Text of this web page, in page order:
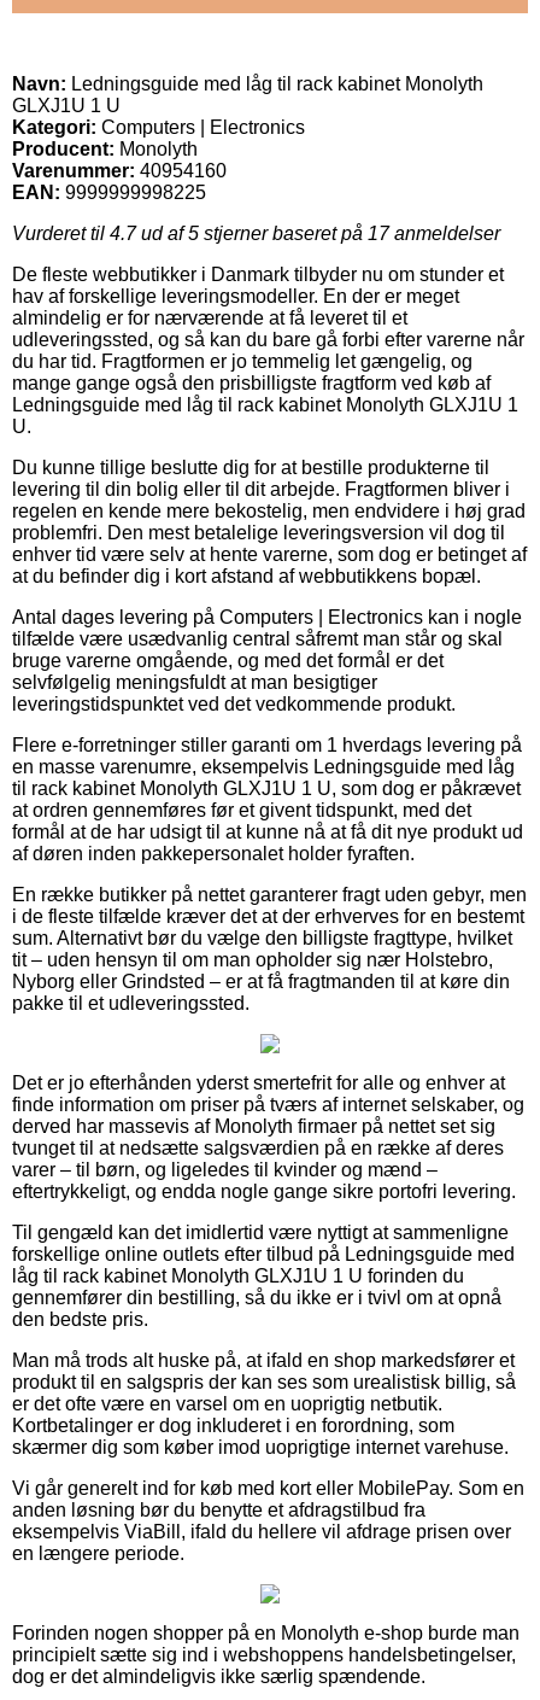
Navn: Ledningsguide med låg til rack kabinet Monolyth
GLXJ1U 1 U
Kategori: Computers | Electronics
Producent: Monolyth
Varenummer: 40954160
EAN: 9999999998225
Vurderet til 4.7ud af 5 stjerner baseret på 17anmeldelser
De fleste webbutikker i Danmark tilbyder nu om stunder et
hav af forskellige leveringsmodeller. En der er meget
almindelig er for nærværende at få leveret til et
udleveringssted, og så kan du bare gå forbi efter varerne når
du har tid. Fragtformen er jo temmelig let gængelig, og
mange gange også den prisbilligste fragtform ved køb af
Ledningsguide med låg til rack kabinet Monolyth GLXJ1U 1
U.
Du kunne tillige beslutte dig for at bestille produkterne til
levering til din bolig eller til dit arbejde. Fragtformen bliver i
regelen en kende mere bekostelig, men endvidere i høj grad
problemfri. Den mest betalelige leveringsversion vil dog til
enhver tid være selv at hente varerne, som dog er betinget af
at du befinder dig i kort afstand af webbutikkens bopæl.
Antal dages levering på Computers | Electronics kan i nogle
tilfælde være usædvanlig central såfremt man står og skal
bruge varerne omgående, og med det formål er det
selvfølgelig meningsfuldt at man besigtiger
leveringstidspunktet ved det vedkommende produkt.
Flere e-forretninger stiller garanti om 1 hverdags levering på
en masse varenumre, eksempelvis Ledningsguide med låg
til rack kabinet Monolyth GLXJ1U 1 U, som dog er påkrævet
at ordren gennemføres før et givent tidspunkt, med det
formål at de har udsigt til at kunne nå at få dit nye produkt ud
af døren inden pakkepersonalet holder fyraften.
En række butikker på nettet garanterer fragt uden gebyr, men
i de fleste tilfælde kræver det at der erhverves for en bestemt
sum. Alternativt bør du vælge den billigste fragttype, hvilket
tit – uden hensyn til om man opholder sig nær Holstebro,
Nyborg eller Grindsted – er at få fragtmanden til at køre din
pakke til et udleveringssted.
Det er jo efterhånden yderst smertefrit for alle og enhver at
finde information om priser på tværs af internet selskaber, og
derved har massevis af Monolyth firmaer på nettet set sig
tvunget til at nedsætte salgsværdien på en række af deres
varer – til børn, og ligeledes til kvinder og mænd –
eftertrykkeligt, og endda nogle gange sikre portofri levering.
Til gengæld kan det imidlertid være nyttigt at sammenligne
forskellige online outlets efter tilbud på Ledningsguide med
låg til rack kabinet Monolyth GLXJ1U 1 U forinden du
gennemfører din bestilling, så du ikke er i tvivl om at opnå
den bedste pris.
Man må trods alt huske på, at ifald en shop markedsfører et
produkt til en salgspris der kan ses som urealistisk billig, så
er det ofte være en varsel om en uoprigtig netbutik.
Kortbetalinger er dog inkluderet i en forordning, som
skærmer dig som køber imod uoprigtige internet varehuse.
Vi går generelt ind for køb med kort eller MobilePay. Som en
anden løsning bør du benytte et afdragstilbud fra
eksempelvis ViaBill, ifald du hellere vil afdrage prisen over
en længere periode.
Forinden nogen shopper på en Monolyth e-shop burde man
principielt sætte sig ind i webshoppens handelsbetingelser,
dog er det almindeligvis ikke særlig spændende.